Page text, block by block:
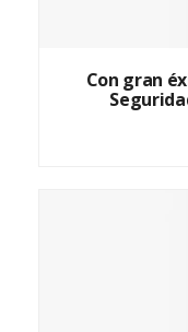
Con gran